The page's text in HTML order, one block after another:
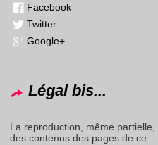
Facebook
Twitter
Google+
Légal bis...
La reproduction, même partielle,
des contenus des pages de ce